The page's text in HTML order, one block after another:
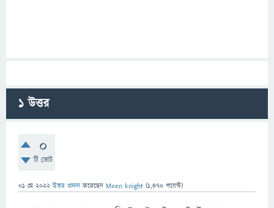
1উত্তর
0
টি ভোট
01 মে 2022 উত্তর প্রদান করেছেন Moon knight (1,470 পয়েন্ট)